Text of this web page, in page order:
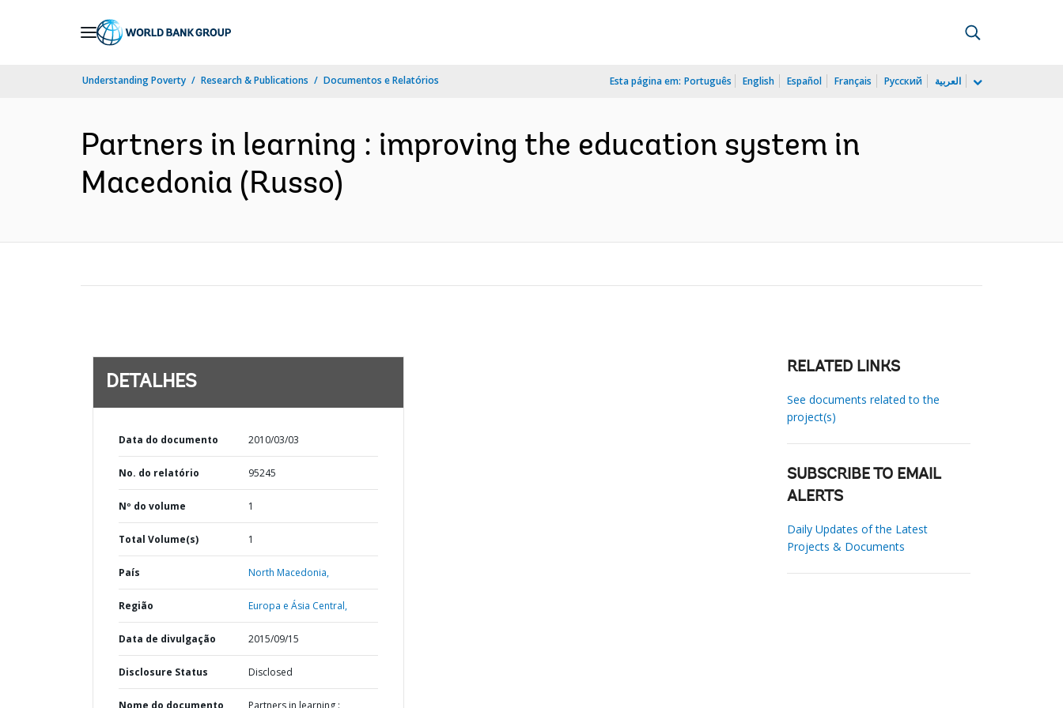
Understanding Poverty Research & Publications Documentos e Relatórios Esta página em: Português English Español Français Русский العربية
Partners in learning : improving the education system in
Macedonia (Russo)
DETALHES
Data do documento 2010/03/03
No. do relatório 95245
Nº do volume 1
Total Volume(s) 1
País North Macedonia,
Região Europa e Ásia Central,
Data de divulgação 2015/09/15
Disclosure Status Disclosed
Nome do documento
Partners in learning :
RELATED LINKS
See documents related to the
project(s)
SUBSCRIBE TO EMAIL
ALERTS
Daily Updates of the Latest
Projects & Documents